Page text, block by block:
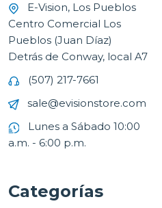
E-Vision, Los Pueblos
Centro Comercial Los
Pueblos (Juan Díaz)
Detrás de Conway, local A7
(507) 217-7661
sale@evisionstore.com
Lunes a Sábado 10:00
a.m. - 6:00 p.m.
Categorías